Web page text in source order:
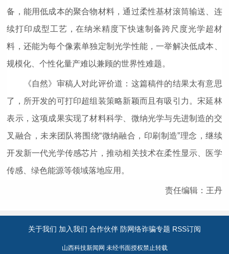
备，能用低成本的聚合物材料，通过柔性基材滚筒输送、连
续打印成型工艺，在纳米精度下快速制备跨尺度光学超材
料，还能为每个像素单独定制光学性能，一举解决低成本、
规模化、个性化量产难以兼顾的世界性难题。
《自然》审稿人对此评价道：这篇稿件的结果太有意思
了，所开发的可打印超组装策略新颖而且有吸引力。宋延林
表示，这项成果实现了材料科学、微纳光学与先进制造的交
叉融合，未来团队将围绕“微纳融合，印刷制造”理念，继续
开发新一代光学传感芯片，推动相关技术在柔性显示、医学
传感、绿色能源等领域落地应用。
责任编辑：王丹
关于我们 加入我们 合作伙伴 防网络诈骗专题 RSS订阅
山西科技新闻网 未经书面授权禁止转载